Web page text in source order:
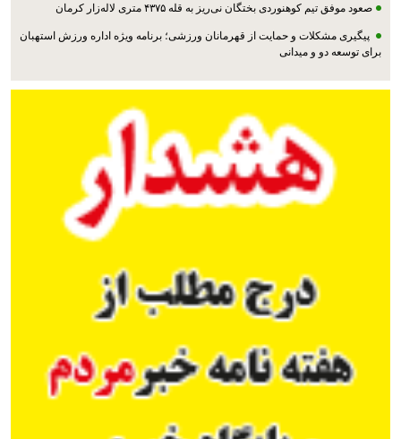
صعود موفق تیم کوهنوردی بختگان نی‌ریز به قله ۴۳۷۵ متری لاله‌زار کرمان
پیگیری مشکلات و حمایت از قهرمانان ورزشی؛ برنامه ویژه اداره ورزش استهبان
برای توسعه دو و میدانی